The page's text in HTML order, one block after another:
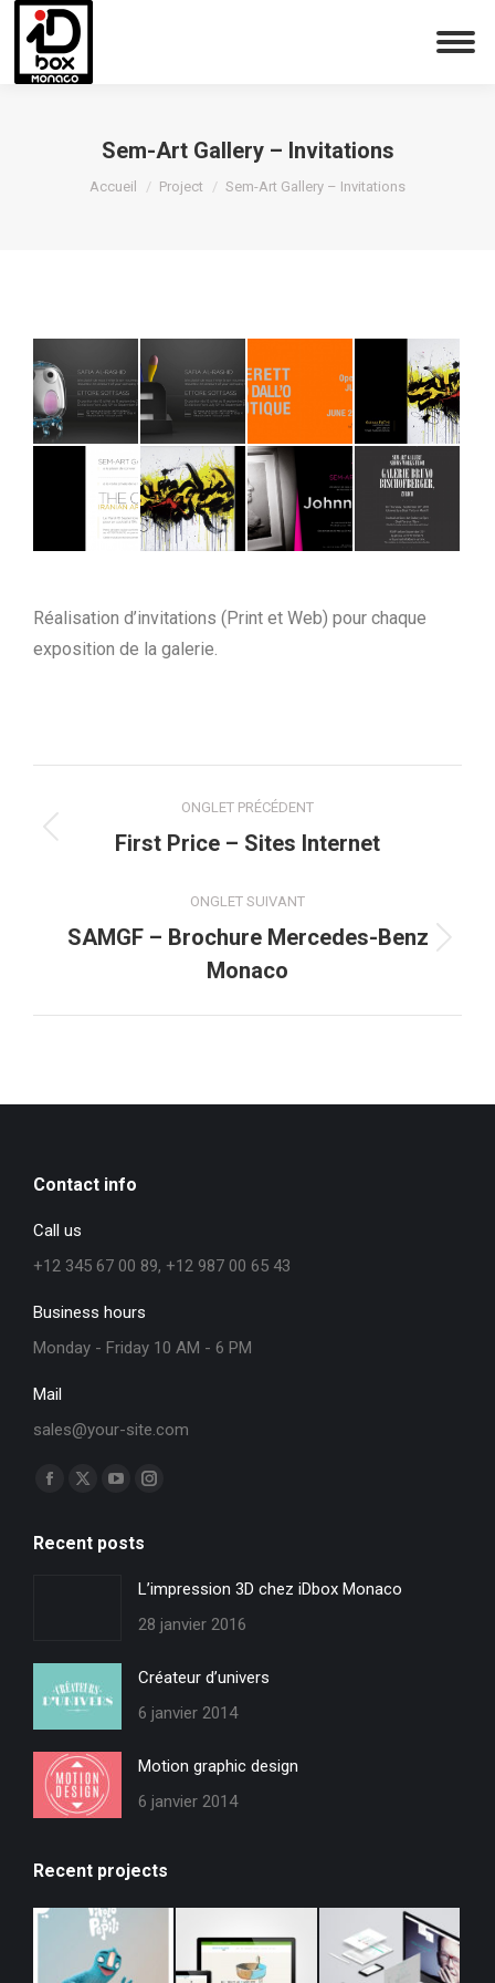
Sem-Art Gallery – Invitations
Vous êtes ici :
Accueil Project Sem-Art Gallery – Invitations
Réalisation d’invitations (Print et Web) pour chaque
exposition de la galerie.
de
commentaire
ONGLET PRÉCÉDENT
Onglet
First Price – Sites Internet
ONGLET SUIVANT
Projets
similaires
SAMGF – Brochure Mercedes-Benz
Monaco
Contact info
Call us
+12 345 67 00 89, +12 987 00 65 43
Business hours
Monday - Friday 10 AM - 6 PM
Mail
sales@your-site.com
Trouvez nous sur :
Facebook
opens
X
opens
YouTube
opens
window
Instagram
window
Recent posts
L’impression 3D chez iDbox Monaco
28 janvier 2016
Créateur d’univers
6 janvier 2014
Motion graphic design
6 janvier 2014
Recent projects